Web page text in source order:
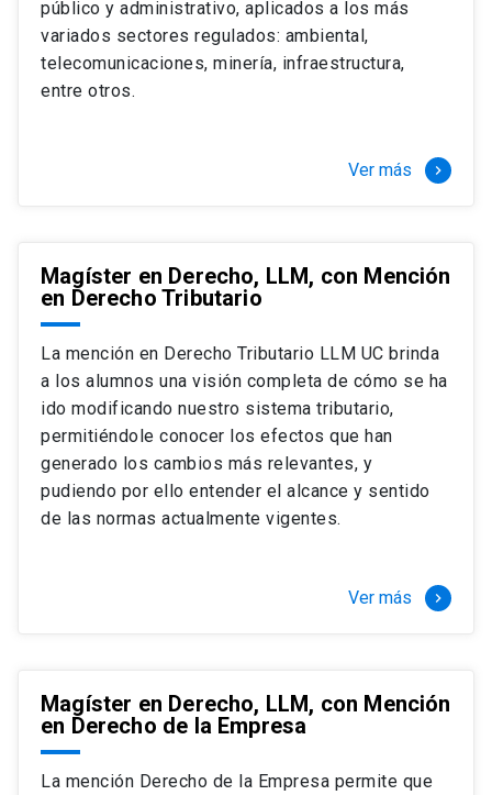
Si optas por la modalidad Full Time:
El LLM UC Full Time es una versión del programa
destinado principalmente a extranjeros, que permite
necesidades y expectativas profesionales, eligiendo
completamente al programa o compatibilizarás un
estudio intenso y exigente, con una muy baja carga
laboral, de marzo a noviembre, para dedicarte
completamente a la actividad de graduación de
diciembre a marzo.
2 cursos mínimos (10 créditos) Primer
semestre
+ 5 cursos a elección (50 créditos) Primer
semestre
+ 4 cursos a elección (40 créditos)
tres meses a tiempo completo (20
Juan Ignacio Piña Rochefort
Director Magíster en Derecho, LLM UC
público y administrativo, aplicados a los más
variados sectores regulados: ambiental,
telecomunicaciones, minería, infraestructura,
entre otros.
Ver más keyboard_arrow_right
Magíster en Derecho, LLM, con Mención
en Derecho Tributario
La mención en Derecho Tributario LLM UC brinda
a los alumnos una visión completa de cómo se ha
ido modificando nuestro sistema tributario,
permitiéndole conocer los efectos que han
generado los cambios más relevantes, y
pudiendo por ello entender el alcance y sentido
de las normas actualmente vigentes.
Ver más keyboard_arrow_right
Magíster en Derecho, LLM, con Mención
en Derecho de la Empresa
La mención Derecho de la Empresa permite que